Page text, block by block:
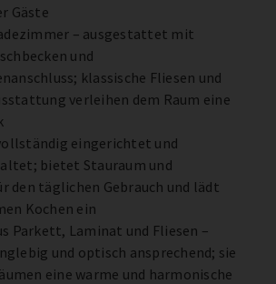
Gäste
– ausgestattet mit
und
klassische Fliesen und
verleihen dem Raum eine
eingerichtet und
bietet Stauraum und
den täglichen Gebrauch und lädt
Kochen ein
Parkett, Laminat und Fliesen –
und optisch ansprechend; sie
eine warme und harmonische